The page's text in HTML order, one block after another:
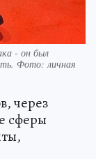
- он был
Фото: личная
через
сферы